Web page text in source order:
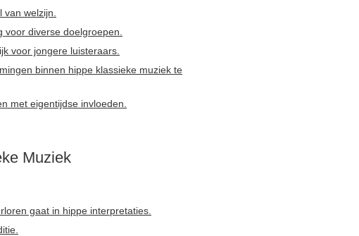
welzijn.
diverse doelgroepen.
voor jongere luisteraars.
binnen hippe klassieke muziek te
met eigentijdse invloeden.
Muziek
gaat in hippe interpretaties.